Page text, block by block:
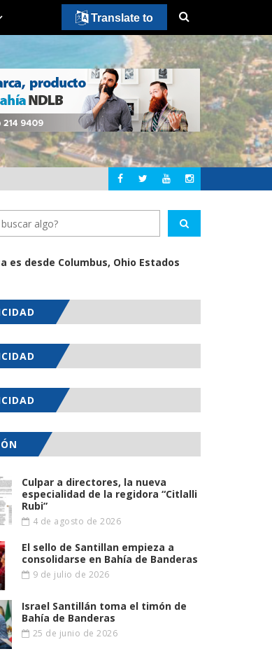
NAYARIT JASMIN BUGARÍN
es desde Columbus, Ohio Estados
Culpar a directores, la nueva
especialidad de la regidora “Citlalli
Rubi”
4 de agosto de 2026
El sello de Santillan empieza a
consolidarse en Bahía de Banderas
9 de julio de 2026
Israel Santillán toma el timón de
Bahía de Banderas
25 de junio de 2026
Translate to